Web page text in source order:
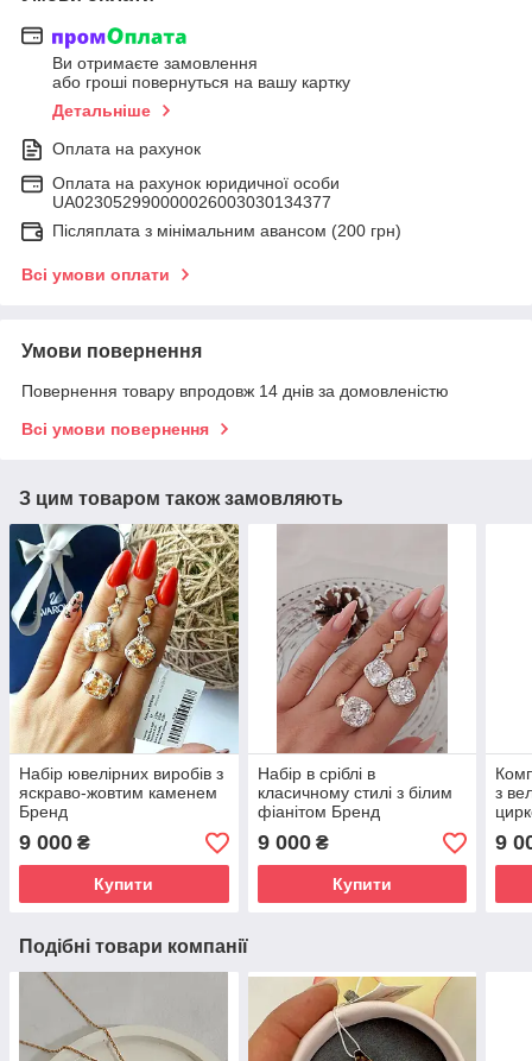
Ви отримаєте замовлення
або гроші повернуться на вашу картку
Детальніше
Оплата на рахунок
Оплата на рахунок юридичної особи
UA023052990000026003030134377
Післяплата з мінімальним авансом (200 грн)
Всі умови оплати
Умови повернення
Повернення товару впродовж 14 днів за домовленістю
Всі умови повернення
З цим товаром також замовляють
Набір ювелірних виробів з
яскраво-жовтим каменем
Бренд
9 000 ₴
Купити
Набір в сріблі в
класичному стилі з білим
фіанітом Бренд
9 000₴
Купити
з
9
Подібні товари компанії